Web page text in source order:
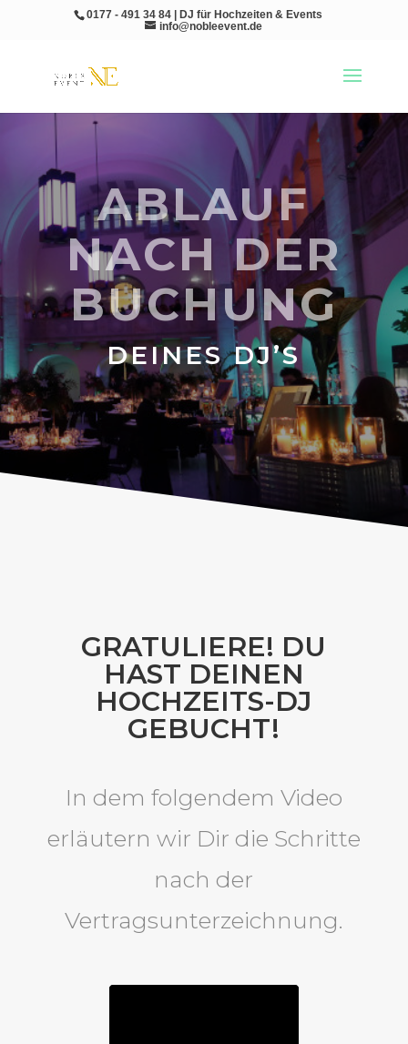
0177 - 491 34 84 | DJ für Hochzeiten & Events
info@nobleevent.de
ABLAUF
NACH DER
BUCHUNG
DEINES DJ’S
GRATULIERE! DU
HAST DEINEN
HOCHZEITS-DJ
GEBUCHT!
In dem folgendem Video
erläutern wir Dir die Schritte
nach der
Vertragsunterzeichnung.